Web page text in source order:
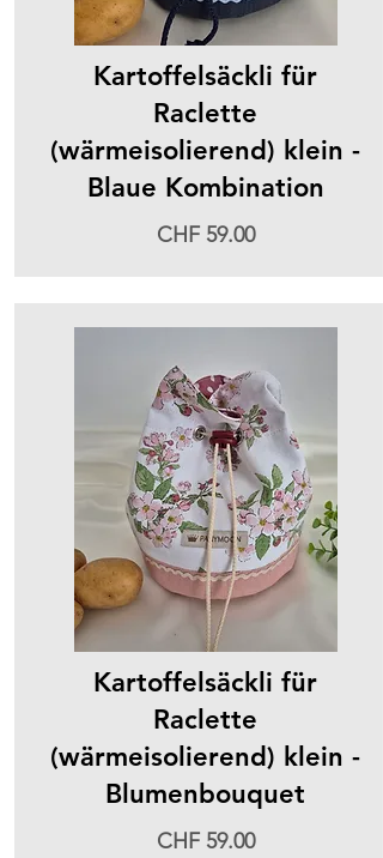
Kartoffelsäckli für
Raclette
(wärmeisolierend) klein -
Blaue Kombination
CHF 59.00
Kartoffelsäckli für
Raclette
(wärmeisolierend) klein -
Blumenbouquet
CHF 59.00